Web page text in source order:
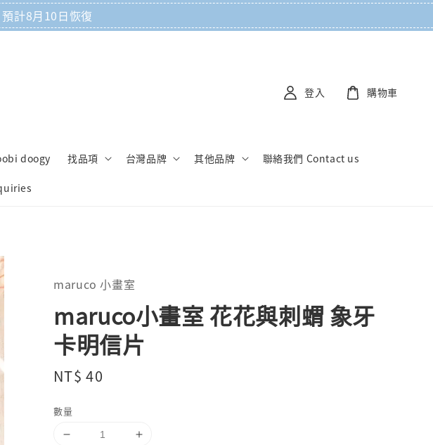
計8月10日恢復
doogy 找品項 台灣品牌 其他品牌 聯絡我們 Contact us
登入 購物車
maruco 小畫室
maruco小畫室 花花與刺蝟 象牙
卡明信片
Regular
NT$ 40
數量